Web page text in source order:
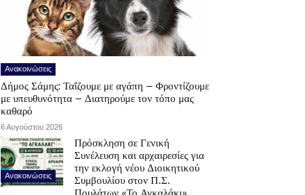
Ανακοινώσεις
Δήμος Σάμης: Ταΐζουμε με αγάπη – Φροντίζουμε
με υπευθυνότητα – Διατηρούμε τον τόπο μας
καθαρό
6 Αυγούστου 2026
Ανακοινώσεις
Πρόσκληση σε Γενική
Συνέλευση και αρχαιρεσίες για
την εκλογή νέου Διοικητικού
Συμβουλίου στον Π.Σ.
Πουλάτων «Το Αγκαλάκι»